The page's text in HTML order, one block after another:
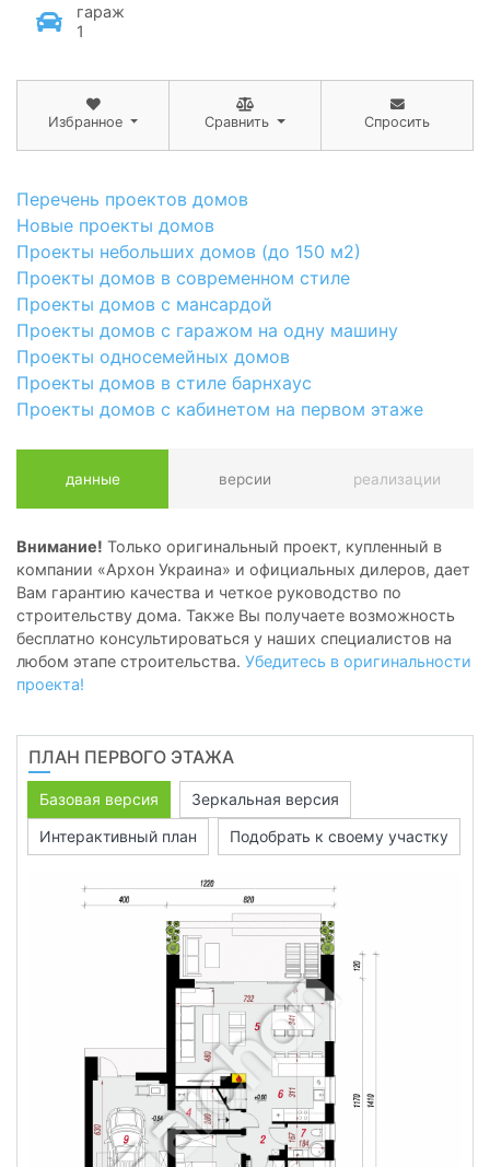
гараж
1
Избранное Сравнить Спросить
Перечень проектов домов
Новые проекты домов
Проекты небольших домов (до 150 м2)
Проекты домов в современном стиле
Проекты домов с мансардой
Проекты домов с гаражом на одну машину
Проекты односемейных домов
Проекты домов в стиле барнхаус
Проекты домов с кабинетом на первом этаже
данные версии реализации
Внимание! Только оригинальный проект, купленный в
компании «Архон Украина» и официальных дилеров, дает
Вам гарантию качества и четкое руководство по
строительству дома. Также Вы получаете возможность
бесплатно консультироваться у наших специалистов на
любом этапе строительства. Убедитесь в оригинальности
проекта!
ПЛАН ПЕРВОГО ЭТАЖА
Базовая версия
Зеркальная версия
Интерактивный план
Подобрать к своему участку